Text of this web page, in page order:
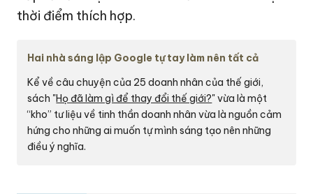
thời điểm thích hợp.
Hai nhà sáng lập Google tự tay làm nên tất cả
Kể về câu chuyện của 25 doanh nhân của thế giới,
sách "Họ đã làm gì để thay đổi thế giới?" vừa là một
“kho” tư liệu về tinh thần doanh nhân vừa là nguồn cảm
hứng cho những ai muốn tự mình sáng tạo nên những
điều ý nghĩa.